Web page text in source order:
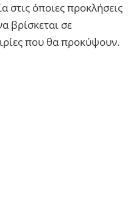
στις όποιες προκλήσεις
βρίσκεται σε
που θα προκύψουν.